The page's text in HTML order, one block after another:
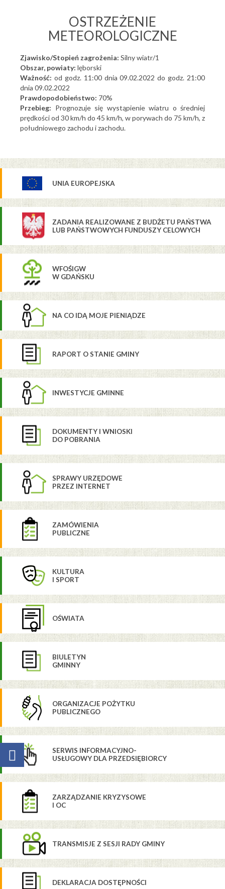
OSTRZEŻENIE
METEOROLOGICZNE
Zjawisko/Stopień zagrożenia: Silny wiatr/1
Obszar, powiaty: lęborski
Ważność: od godz. 11:00 dnia 09.02.2022 do godz. 21:00
dnia 09.02.2022
Prawdopodobieństwo: 70%
Przebieg: Prognozuje się wystąpienie wiatru o średniej
prędkości od 30 km/h do 45 km/h, w porywach do 75 km/h, z
południowego zachodu i zachodu.
UNIA EUROPEJSKA
ZADANIA REALIZOWANE Z BUDŻETU PAŃSTWA
LUB PAŃSTWOWYCH FUNDUSZY CELOWYCH
WFOŚIGW
W GDAŃSKU
NA CO IDĄ MOJE PIENIĄDZE
RAPORT O STANIE GMINY
INWESTYCJE GMINNE
DOKUMENTY I WNIOSKI
DO POBRANIA
SPRAWY URZĘDOWE
PRZEZ INTERNET
ZAMÓWIENIA
PUBLICZNE
KULTURA
I SPORT
OŚWIATA
BIULETYN
GMINNY
ORGANIZACJE POŻYTKU
PUBLICZNEGO
SERWIS INFORMACYJNO-
USŁUGOWY DLA PRZEDSIĘBIORCY
ZARZĄDZANIE KRYZYSOWE
I OC
TRANSMISJE Z SESJI RADY GMINY
DEKLARACJA DOSTĘPNOŚCI